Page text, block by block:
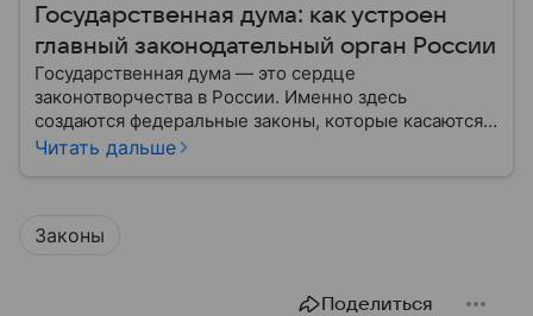
Государственная дума: как устроен
главный законодательный орган России
Государственная дума — это сердце
законотворчества в России. Именно здесь
создаются федеральные законы, которые касаются
жизни каждого гражданина: от образования и
Читать дальше
Законы
Поделиться